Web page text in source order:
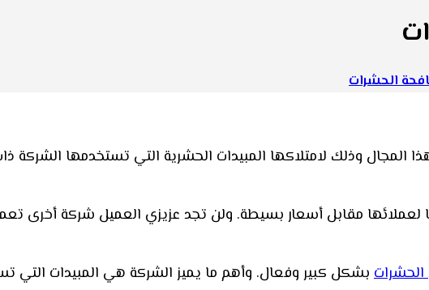
الحشرات
وذلك لامتلاكها المبيدات الحشرية التي تستخدمها الشركة ذات
لعملائها مقابل أسعار بسيطة. ولن تجد عزيزي العميل شركة
بشكل كبير وفعال. وأهم ما يميز الشركة هي المبيدات التي